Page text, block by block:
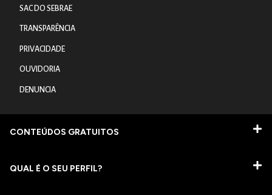
SAC DO SEBRAE
TRANSPARÊNCIA
PRIVACIDADE
OUVIDORIA
DENUNCIA
CONTEÚDOS GRATUITOS
QUAL É O SEU PERFIL?